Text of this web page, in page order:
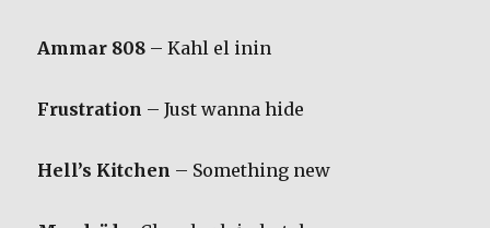
Ammar 808 – Kahl el inin
Frustration – Just wanna hide
Hell’s Kitchen – Something new